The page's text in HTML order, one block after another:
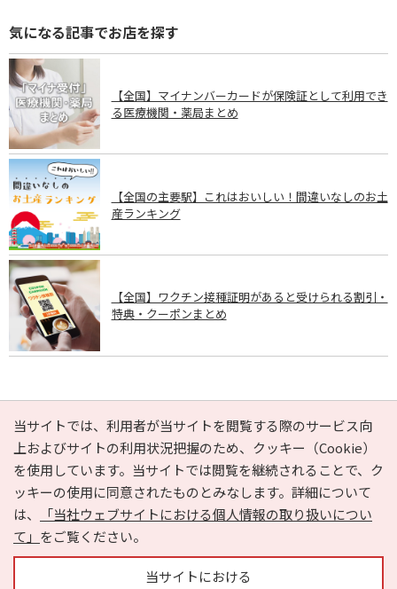
気になる記事でお店を探す
【全国】マイナンバーカードが保険証として利用でき
る医療機関・薬局まとめ
【全国の主要駅】これはおいしい！間違いなしのお土
産ランキング
【全国】ワクチン接種証明があると受けられる割引・
特典・クーポンまとめ
PAGE TOP
当サイトでは、利用者が当サイトを閲覧する際のサービス向
上およびサイトの利用状況把握のため、クッキー（Cookie）
を使用しています。当サイトでは閲覧を継続されることで、ク
ッキーの使用に同意されたものとみなします。詳細について
は、
「当社ウェブサイトにおける個人情報の取り扱いについ
て」 をご覧ください。
当サイトにおける
e-NAVITA（イーナビタ）とは？ お気に入り
ヘルプ
利用規約
個人情報の取り扱いについて
運営会社
サイトマップ
広告掲載に関するお問い合わせ